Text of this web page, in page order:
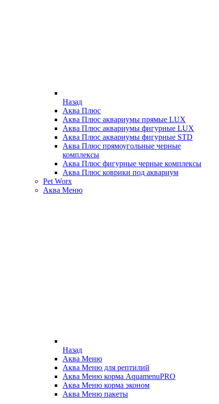
Назад
Аква Плюс
Аква Плюс аквариумы прямые LUX
Аква Плюс аквариумы фигурные LUX
Аква Плюс аквариумы фигурные STD
Аква Плюс прямоугольные черные
комплексы
Аква Плюс фигурные черные комплексы
Аква Плюс коврики под аквариум
Pet Worx
Аква Меню
Назад
Аква Меню
Аква Меню для рептилий
Аква Меню корма AquamenuPRO
Аква Меню корма эконом
Аква Меню пакеты